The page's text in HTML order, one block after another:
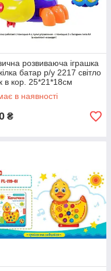
розвиваюча іграшка
батар р/у 2217 світло
в кор. 25*21*18см
в наявності
₴